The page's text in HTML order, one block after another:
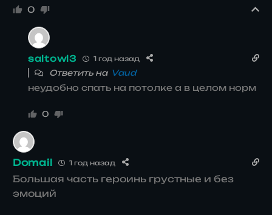
0
saltowl3 1 год назад
Ответить на Vaud
неудобно спать на потолке а в целом норм
0
Domail 1 год назад
Большая часть героинь грустные и без
эмоций